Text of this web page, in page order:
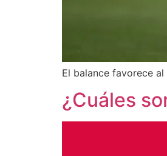
El balance favorece
¿Cuáles